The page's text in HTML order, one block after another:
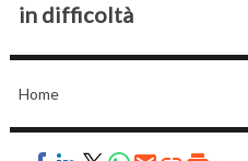
in difficoltà
Home